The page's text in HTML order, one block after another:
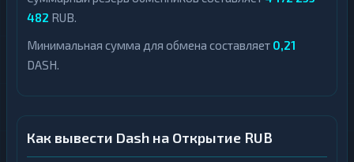
482 RUB.
Минимальная сумма для обмена составляет 0,21
DASH.
Как вывести Dash на Открытие RUB